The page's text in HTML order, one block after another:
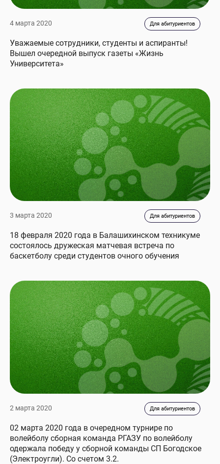
4 марта 2020 Для абитуриентов
Уважаемые сотрудники, студенты и аспиранты!
Вышел очередной выпуск газеты «Жизнь
Университета»
3 марта 2020 Для абитуриентов
18 февраля 2020 года в Балашихинском техникуме
состоялось дружеская матчевая встреча по
баскетболу среди студентов очного обучения
2 марта 2020 Для абитуриентов
02 марта 2020 года в очередном турнире по
волейболу сборная команда РГАЗУ по волейболу
одержала победу у сборной команды СП Богодское
(Электроугли). Со счетом 3.2.